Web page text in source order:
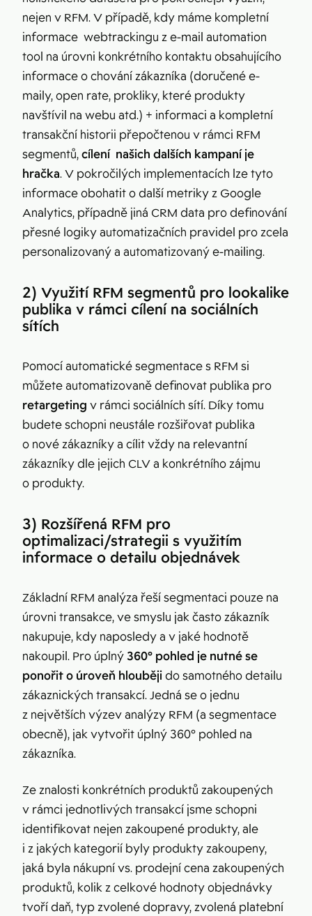
nejen v RFM. V případě, kdy máme kompletní
informace webtrackingu z e-mail automation
tool na úrovni konkrétního kontaktu obsahujícího
informace o chování zákazníka (doručené e-
maily, open rate, prokliky, které produkty
navštívil na webu atd.) + informaci a kompletní
transakční historii přepočtenou v rámci RFM
segmentů,cílení našich dalších kampaní je
hračka. V pokročilých implementacích lze tyto
informace obohatit o další metriky z Google
Analytics, případně jiná CRM data pro definování
přesné logiky automatizačních pravidel pro zcela
personalizovaný a automatizovaný e-mailing.
2) Využití RFM segmentů pro lookalike
publika v rámci cílení na sociálních
sítích
Pomocí automatické segmentace s RFM si
můžete automatizovaně definovat publika pro
retargeting v rámci sociálních sítí. Díky tomu
budete schopni neustále rozšiřovat publika
o nové zákazníky a cílit vždy na relevantní
zákazníky dle jejich CLV a konkrétního zájmu
o produkty.
3) Rozšířená RFM pro
optimalizaci/strategii s využitím
informace o detailu objednávek
Základní RFM analýza řeší segmentaci pouze na
úrovni transakce, ve smyslu jak často zákazník
nakupuje, kdy naposledy a v jaké hodnotě
nakoupil. Pro úplný360° pohled je nutné se
ponořit o úroveň hloubějido samotného detailu
zákaznických transakcí. Jedná se o jednu
z největších výzev analýzy RFM (a segmentace
obecně), jak vytvořit úplný 360° pohled na
zákazníka.
Ze znalosti konkrétních produktů zakoupených
v rámci jednotlivých transakcí jsme schopni
identifikovat nejen zakoupené produkty, ale
i z jakých kategorií byly produkty zakoupeny,
jaká byla nákupní vs. prodejní cena zakoupených
produktů, kolik z celkové hodnoty objednávky
tvoří daň, typ zvolené dopravy, zvolená platební